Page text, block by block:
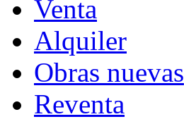
Venta
Alquiler
Obras nuevas
Reventa